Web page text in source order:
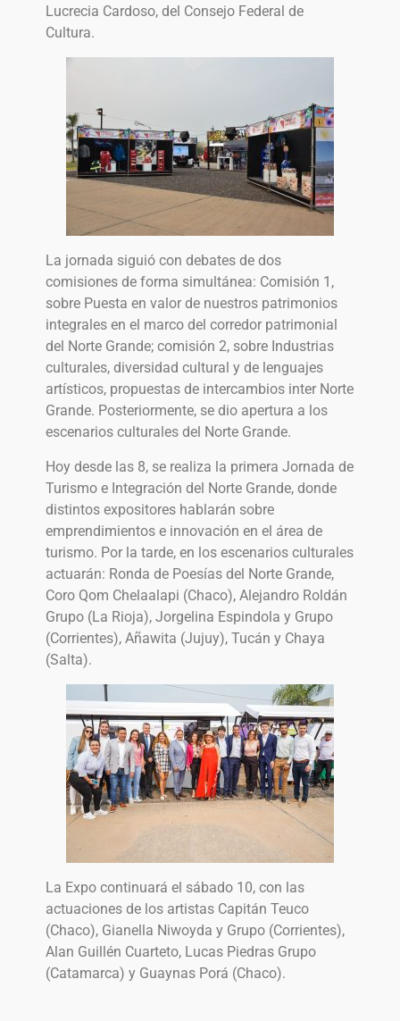
Lucrecia Cardoso, del Consejo Federal de
Cultura.
La jornada siguió con debates de dos
comisiones de forma simultánea: Comisión 1,
sobre Puesta en valor de nuestros patrimonios
integrales en el marco del corredor patrimonial
del Norte Grande; comisión 2, sobre Industrias
culturales, diversidad cultural y de lenguajes
artísticos, propuestas de intercambios inter Norte
Grande. Posteriormente, se dio apertura a los
escenarios culturales del Norte Grande.
Hoy desde las 8, se realiza la primera Jornada de
Turismo e Integración del Norte Grande, donde
distintos expositores hablarán sobre
emprendimientos e innovación en el área de
turismo. Por la tarde, en los escenarios culturales
actuarán: Ronda de Poesías del Norte Grande,
Coro Qom Chelaalapi (Chaco), Alejandro Roldán
Grupo (La Rioja), Jorgelina Espindola y Grupo
(Corrientes), Añawita (Jujuy), Tucán y Chaya
(Salta).
La Expo continuará el sábado 10, con las
actuaciones de los artistas Capitán Teuco
(Chaco), Gianella Niwoyda y Grupo (Corrientes),
Alan Guillén Cuarteto, Lucas Piedras Grupo
(Catamarca) y Guaynas Porá (Chaco).